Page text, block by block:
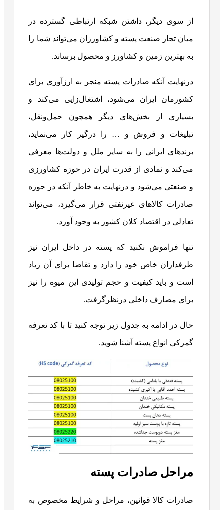
از سوی دیگر، داشتن شبکه ارتباطی گسترده در
میان تجار صنعت پسته و کشاورزان می‌تواند شما را
به بهترین زمین و کشاورز و محصول برساند.
درنهایت آنکه صادرات پسته منجر به ارزآوری برای
کشورمان ایران می‌شود، اشتغال‌زایی می‌کند و
بسیاری از بخش‌های دیگر همچون حمل‌ونقل،
تبلیغات و فروش و … را درگیر کار می‌نماید،
برندهای ایرانی را به سایر ملل و دولت‌ها معرفی
می‌کند و نمادی از قدرت ایران در حوزه کشاورزی
و صنعتی می‌شود و درنهایت به خاطر آنکه در حوزه
صادرات کالاهای غیرنفتی قرار می‌گیرد، می‌تواند
تعادلی در اقتصاد کلان کشور به وجود آورد.
تنها فراموش نکنید که پسته در داخل ایران نیز
طرفداران خاص خود را دارد و تقاضا برای آن زیاد
است و باید کیفیت و حجم تولیدی این میوه را نیز
برای مصارف داخلی درنظرگرفت.
حال در ادامه به جدول زیر توجه کنید تا با کد تعرفه
گمرکی انواع پسته آشنا شوید.
مراحل صادرات پسته
صادرات کالا قوانین، مراحل و شرایط مخصوص به